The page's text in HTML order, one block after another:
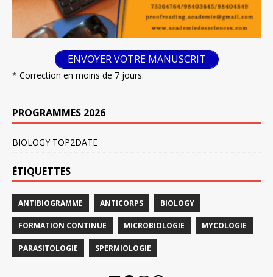
ENVOYER VOTRE MANUSCRIT
* Correction en moins de 7 jours.
PROGRAMMES 2026
BIOLOGY TOP2DATE
ÉTIQUETTES
ANTIBIOGRAMME ANTICORPS BIOLOGY
FORMATION CONTINUE MICROBIOLOGIE MYCOLOGIE
PARASITOLOGIE SPERMIOLOGIE